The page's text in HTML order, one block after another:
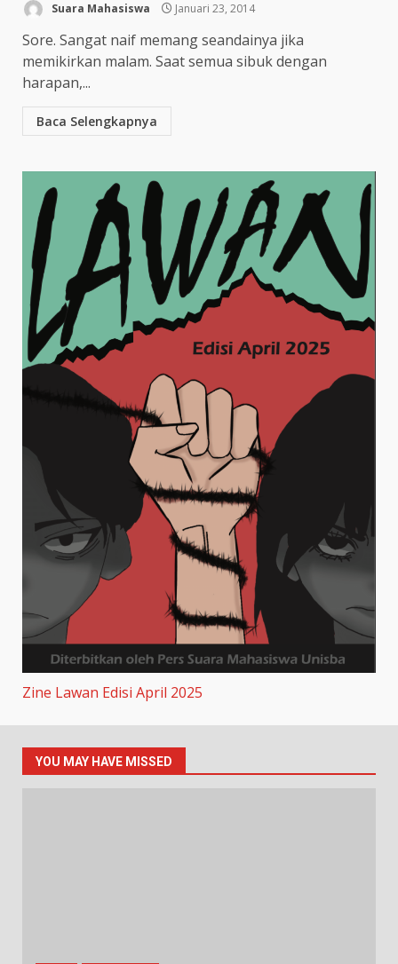
Suara Mahasiswa Januari 23, 2014
Sore. Sangat naif memang seandainya jika
memikirkan malam. Saat semua sibuk dengan
harapan,...
Baca Selengkapnya
Zine Lawan Edisi April 2025
YOU MAY HAVE MISSED